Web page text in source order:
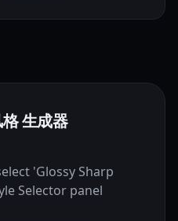
生成器
'Glossy Sharp
Selector panel